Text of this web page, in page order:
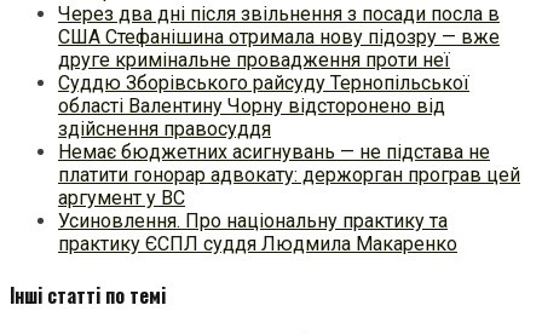
Через два дні після звільнення з посади посла в
США Стефанішина отримала нову підозру — вже
друге кримінальне провадження проти неї
Суддю Зборівського райсуду Тернопільської
області Валентину Чорну відсторонено від
здійснення правосуддя
Немає бюджетних асигнувань — не підстава не
платити гонорар адвокату: держорган програв цей
аргумент у ВС
Усиновлення. Про національну практику та
практику ЄСПЛ суддя Людмила Макаренко
Інші статті по темі